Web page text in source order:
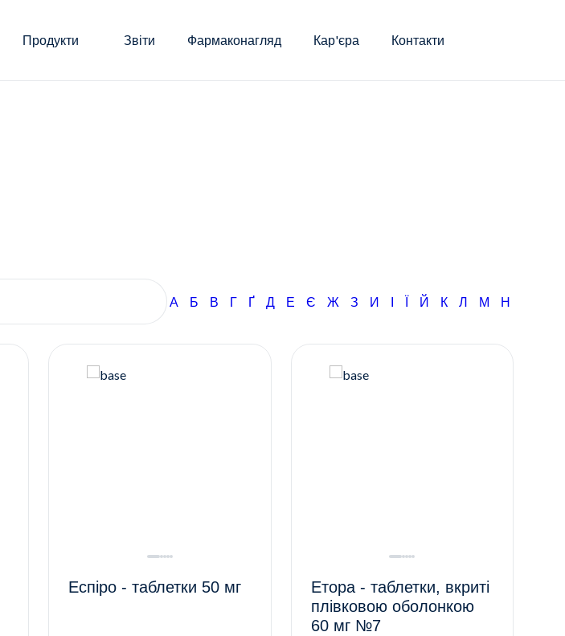
Продукти Звіти Фармаконагляд Кар'єра Контакти
А Б В Г Ґ Д Е Є Ж З И І Ї Й К Л М Н
Еспіро - таблетки 50 мг
Етора - таблетки, вкриті
плівковою оболонкою
60 мг №7